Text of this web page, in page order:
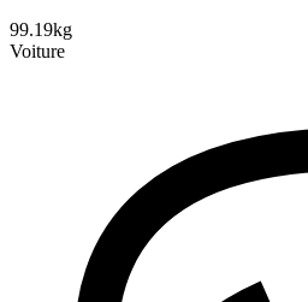
99.19kg
Voiture